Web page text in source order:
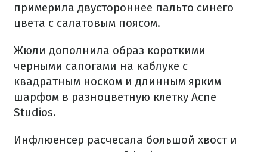
примерила двустороннее пальто синего
цвета с салатовым поясом.
Жюли дополнила образ короткими
черными сапогами на каблуке с
квадратным носком и длинным ярким
шарфом в разноцветную клетку Acne
Studios.
Инфлюенсер расчесала большой хвост и